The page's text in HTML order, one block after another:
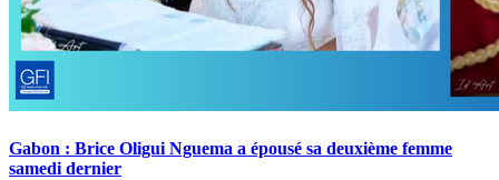
Gabon : Brice Oligui Nguema a épousé sa deuxième femme
samedi dernier